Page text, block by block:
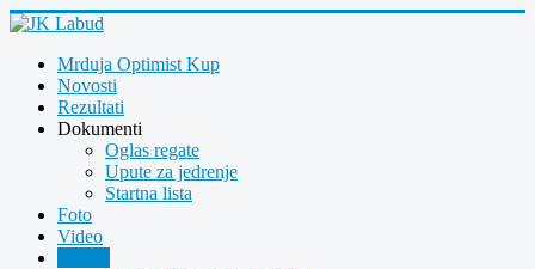
Mrduja Optimist Kup
Novosti
Rezultati
Dokumenti
Oglas regate
Upute za jedrenje
Startna lista
Foto
Video